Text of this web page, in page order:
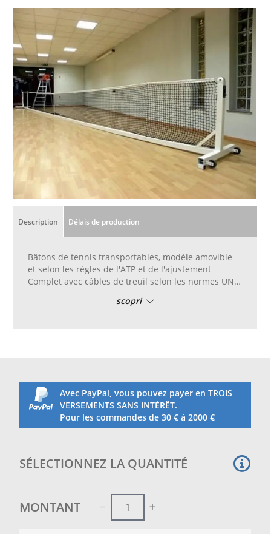
Description Délais de production
Bâtons de tennis transportables, modèle amovible
et selon les règles de l'ATP et de l'ajustement
Complet avec câbles de treuil selon les normes UNI
Structure en tube d'acier carré 80x80 avec raccords
scopri
Avec PayPal, vous pouvez payer en TROIS
VERSEMENTS SANS INTÉRÊT.
Pour les commandes de 30 € à 2000 €
SÉLECTIONNEZ LA QUANTITÉ
MONTANT